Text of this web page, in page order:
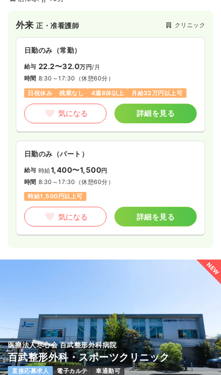
外来正・准看護師 クリニック
日勤のみ（常勤）
給与 22.2〜32.0万円/月
時間 8:30～17:30 （休憩60分）
日祝休み
残業なし 4週8休以上 月給32万円以上可
気になる 詳細を見る
日勤のみ（パート）
給与 時給1,400〜1,500円
時間 8:30～17:30 （休憩60分）
時給1,500円以上可
気になる 詳細を見る
NEW
医療法人尽心会 百武整形外科病院
百武整形外科・スポーツクリニック
直接応募求人 電子カルテ 車通勤可